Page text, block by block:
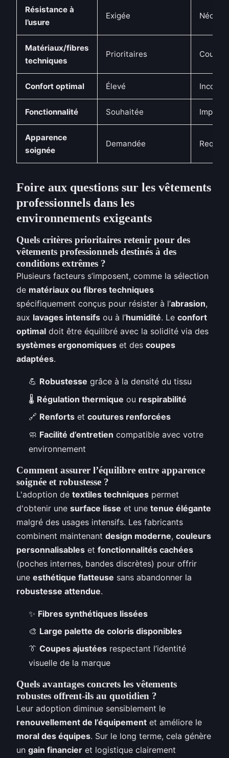
Résistance à
l’usure
Exigée
Matériaux/fibres
techniques
Prioritaires
Confort optimal Élevé
Fonctionnalité Souhaitée
Apparence
soignée
Demandée Requise
Foire aux questions sur les vêtements
professionnels dans les
environnements exigeants
Quels critères prioritaires retenir pour des
vêtements professionnels destinés à des
conditions extrêmes ?
Plusieurs facteurs s’imposent, comme la sélection
de matériaux ou fibres techniques
spécifiquement conçus pour résister à l’abrasion,
aux lavages intensifs ou à l’humidité. Le confort
optimal doit être équilibré avec la solidité via des
systèmes ergonomiques et des coupes
adaptées.
💪 Robustesse grâce à la densité du tissu
🌡️ Régulation thermique ou respirabilité
🔗 Renforts et coutures renforcées
🧼 Facilité d’entretien compatible avec votre
environnement
Comment assurer l’équilibre entre apparence
soignée et robustesse ?
L'adoption de textiles techniques permet
d'obtenir une surface lisse et une tenue élégante
malgré des usages intensifs. Les fabricants
combinent maintenant design moderne, couleurs
personnalisables et fonctionnalités cachées
(poches internes, bandes discrètes) pour offrir
une esthétique flatteuse sans abandonner la
robustesse attendue.
✨ Fibres synthétiques lissées
🎨 Large palette de coloris disponibles
👔 Coupes ajustées respectant l’identité
visuelle de la marque
Quels avantages concrets les vêtements
robustes offrent-ils au quotidien ?
Leur adoption diminue sensiblement le
renouvellement de l’équipement et améliore le
moral des équipes. Sur le long terme, cela génère
un gain financier et logistique clairement